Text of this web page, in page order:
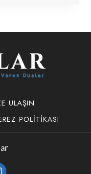
ULAŞIN
POLITIKASI